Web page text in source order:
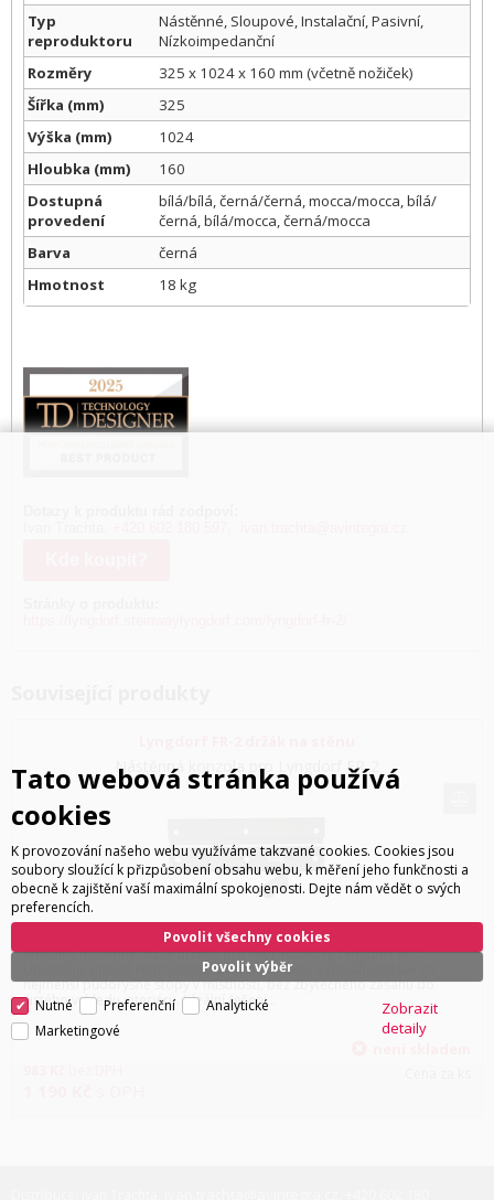
Typ
reproduktoru
Nástěnné, Sloupové, Instalační, Pasivní,
Nízkoimpedanční
Rozměry
325 x 1024 x 160 mm (včetně nožiček)
Šířka (mm)
325
Výška (mm)
1024
Hloubka (mm)
160
Dostupná
provedení
bílá/bílá, černá/černá, mocca/mocca, bílá/
černá, bílá/mocca, černá/mocca
Barva
černá
Hmotnost
18 kg
Nástěnná konzola pro Lyngdorf FR-2
Volitelný nástěnný držák určený pro reproduktory Lyngdorf FR-2.
Umožňuje umístit reproduktor přímo na stěnu a dosáhnout tak co
nejmenší půdorysné stopy v místnosti, bez zbytečného zásahu do
čistého vzhledu interiéru. Ideální řešení…
Tato webová stránka používá
cookies
K provozování našeho webu využíváme takzvané cookies. Cookies jsou
soubory sloužící k přizpůsobení obsahu webu, k měření jeho funkčnosti a
obecně k zajištění vaší maximální spokojenosti. Dejte nám vědět o svých
preferencích.
Povolit výběr
Povolit všechny cookies
Nutné Preferenční
Analytické
Marketingové
Zobrazit
detaily